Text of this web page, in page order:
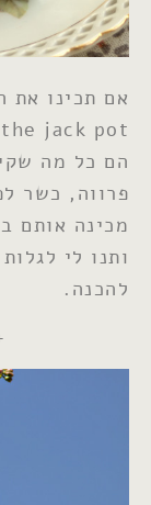
the jack pot!
הם כל מה
פרווה, כשר
מכינה אותם
ותנו לי
להכנה.